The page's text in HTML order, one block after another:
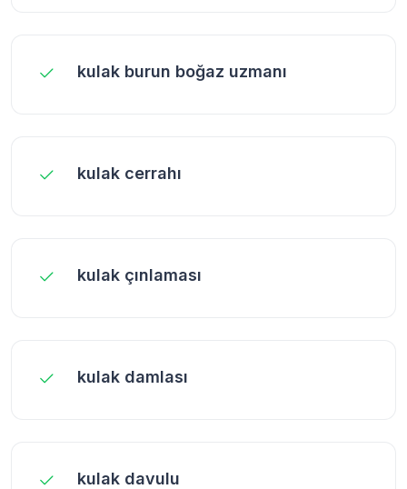
kulak burun boğaz uzmanı
kulak cerrahı
kulak çınlaması
kulak damlası
kulak davulu